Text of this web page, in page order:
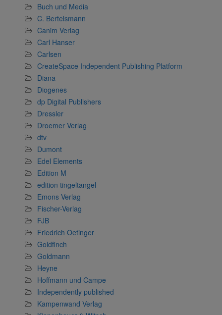
Buch und Media
C. Bertelsmann
Canim Verlag
Carl Hanser
Carlsen
CreateSpace Independent Publishing Platform
Diana
Diogenes
dp Digital Publishers
Dressler
Droemer Verlag
dtv
Dumont
Edel Elements
Edition M
edition tingeltangel
Emons Verlag
Fischer-Verlag
FJB
Friedrich Oetinger
Goldfinch
Goldmann
Heyne
Hoffmann und Campe
Independently published
Kampenwand Verlag